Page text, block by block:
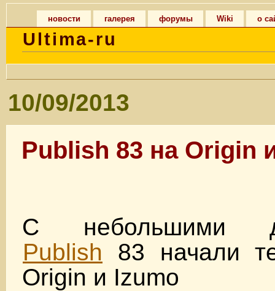
новости галерея форумы Wiki о
Ultima-ru
10/09/2013
Publish 83 на Origin
С небольшими
Publish 83 начали
Origin и Izumo